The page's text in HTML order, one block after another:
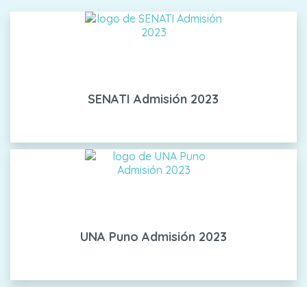
SENATI Admisión 2023
UNA Puno Admisión 2023